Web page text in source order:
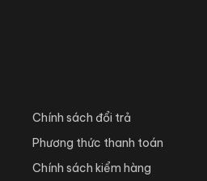
Chính sách đổi trả
Phương thức thanh toán
Chính sách kiểm hàng